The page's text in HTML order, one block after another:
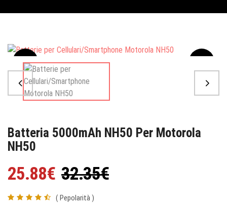
Sale
Batteria 5000mAh NH50 Per Motorola
NH50
25.88€ 32.35€
( Pepolarità )